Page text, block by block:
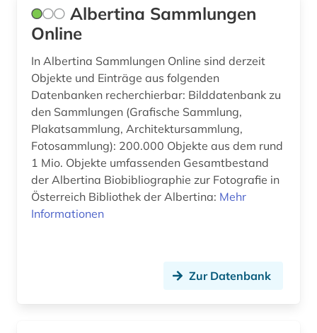
brief (1)
brücke (1)
brückenbau (1)
buchbestand (1)
building information modeling (1)
bundeswasserstraße (1)
bunker (2)
Albertina Sammlungen
Online
In Albertina Sammlungen Online sind derzeit
Objekte und Einträge aus folgenden
Datenbanken recherchierbar: Bilddatenbank zu
den Sammlungen (Grafische Sammlung,
Plakatsammlung, Architektursammlung,
Fotosammlung): 200.000 Objekte aus dem rund
1 Mio. Objekte umfassenden Gesamtbestand
der Albertina Biobibliographie zur Fotografie in
Österreich Bibliothek der Albertina: Mehr
Informationen
Zur Datenbank